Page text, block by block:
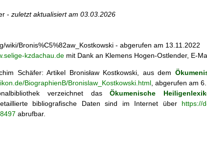
- zuletzt aktualisiert am 03.03.2026
wiki/Bronis%C5%82aw_Kostkowski - abgerufen am 13.11.2022
kzdachau.de mit Dank an Klemens Hogen-Ostlender, E-
Schäfer: Artikel Bronisław Kostkowski, aus dem
BiographienB/Bronislaw_Kostkowski.html, abgerufen am
verzeichnet dasÖkumenische
bibliografische Daten sind im Internet über https://
abrufbar.